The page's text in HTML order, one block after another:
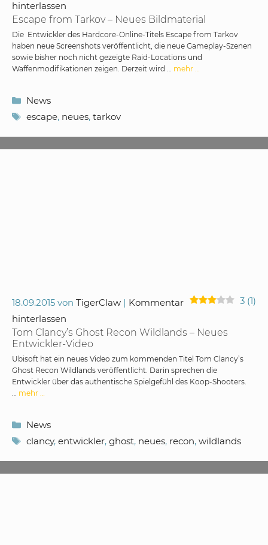
Escape from Tarkov – Neues Bildmaterial
hinterlassen
Die Entwickler des Hardcore-Online-Titels Escape from Tarkov
haben neue Screenshots veröffentlicht, die neue Gameplay-Szenen
sowie bisher noch nicht gezeigte Raid-Locations und
Waffenmodifikationen zeigen. Derzeit wird … mehr …
Kategorien
News
Schlagwörter
escape, neues, tarkov
Tom Clancy’s Ghost Recon Wildlands – Neues
Entwickler-Video
18.09.2015 von TigerClaw 3 (1)
Kommentar
hinterlassen
Ubisoft hat ein neues Video zum kommenden Titel Tom Clancy’s
Ghost Recon Wildlands veröffentlicht. Darin sprechen die
Entwickler über das authentische Spielgefühl des Koop-Shooters.
… mehr …
Kategorien
News
Schlagwörter
clancy, entwickler, ghost, neues, recon, wildlands